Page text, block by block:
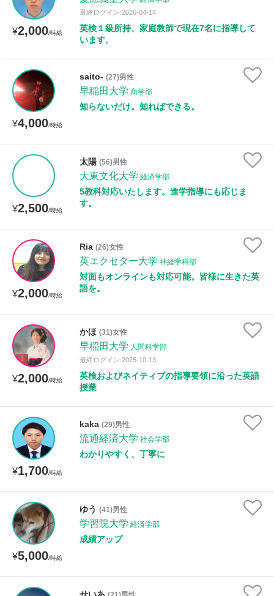
¥2,000/時給
最終ログイン:2026-04-14
英検１級所持、家庭教師で現在7名に指導して
います。
¥4,000/時給
saito- (27)男性
早稲田大学 商学部
知らないだけ。知ればできる。
¥2,500/時給
太陽 (56)男性
大東文化大学 経済学部
5教科対応いたします。進学指導にも応じま
す。
¥2,000/時給
Ria (26)女性
英エクセター大学 神経学科部
対面もオンラインも対応可能。皆様に生きた英
語を。
¥2,000/時給
かほ (31)女性
早稲田大学 人間科学部
最終ログイン:2025-10-13
英検およびネイティブの指導要領に沿った英語
授業
¥1,700/時給
kaka (29)男性
流通経済大学 社会学部
わかりやすく、丁寧に
¥5,000/時給
ゆう (41)男性
学習院大学 経済学部
成績アップ
授業可能日
月曜日 火曜日 水曜日 木曜日 金曜日
土曜日 日曜日
距離：15km以内
性別